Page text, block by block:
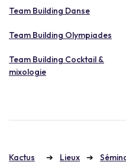
Team Building Danse
Team Building Olympiades
Team Building Cocktail &
mixologie
Kactus Lieux